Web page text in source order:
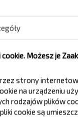
Pastavy
Możesz je
strony
na urządzeniu
rodzajów plików
cookie są